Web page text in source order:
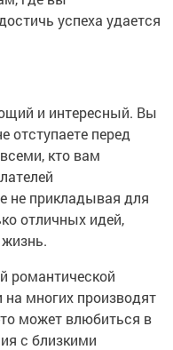
успеха удается
и интересный. Вы
отступаете перед
кто вам
не прикладывая для
отличных идей,
романтической
многих производят
может влюбиться в
с близкими